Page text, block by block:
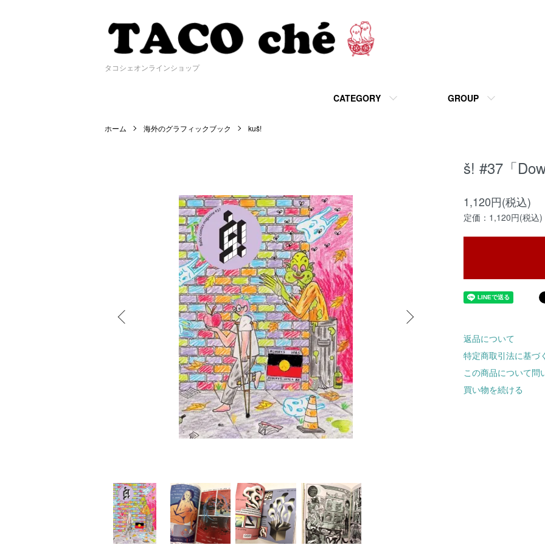
タコシェオンラインショップ
CATEGORY GROUP
ホーム 海外のグラフィックブック kuš!
š! #37「
1,120円(税込)
定価：1,120円(税込)
返品について
特定商取引法に基づ
この商品について問
買い物を続ける